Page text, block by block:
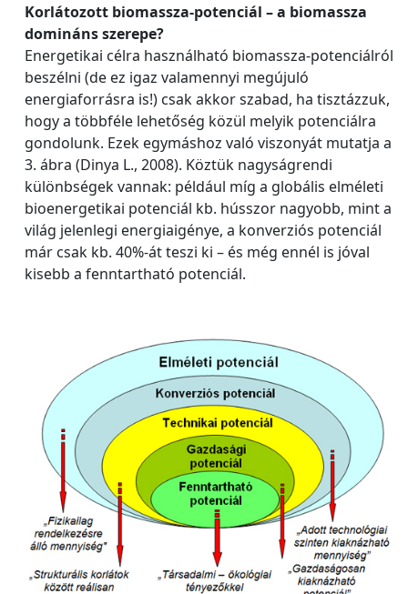
Korlátozott biomassza-potenciál – a biomassza
domináns szerepe?
Energetikai célra használható biomassza-potenciálról
beszélni (de ez igaz valamennyi megújuló
energiaforrásra is!) csak akkor szabad, ha tisztázzuk,
hogy a többféle lehetőség közül melyik potenciálra
gondolunk. Ezek egymáshoz való viszonyát mutatja a
3. ábra (Dinya L., 2008). Köztük nagyságrendi
különbségek vannak: például míg a globális elméleti
bioenergetikai potenciál kb. hússzor nagyobb, mint a
világ jelenlegi energiaigénye, a konverziós potenciál
már csak kb. 40%-át teszi ki – és még ennél is jóval
kisebb a fenntartható potenciál.